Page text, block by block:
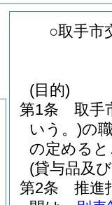
○取手市
(目的)
第1条
取手
いう。)の
の定める
(貸与品及
第2条
推進